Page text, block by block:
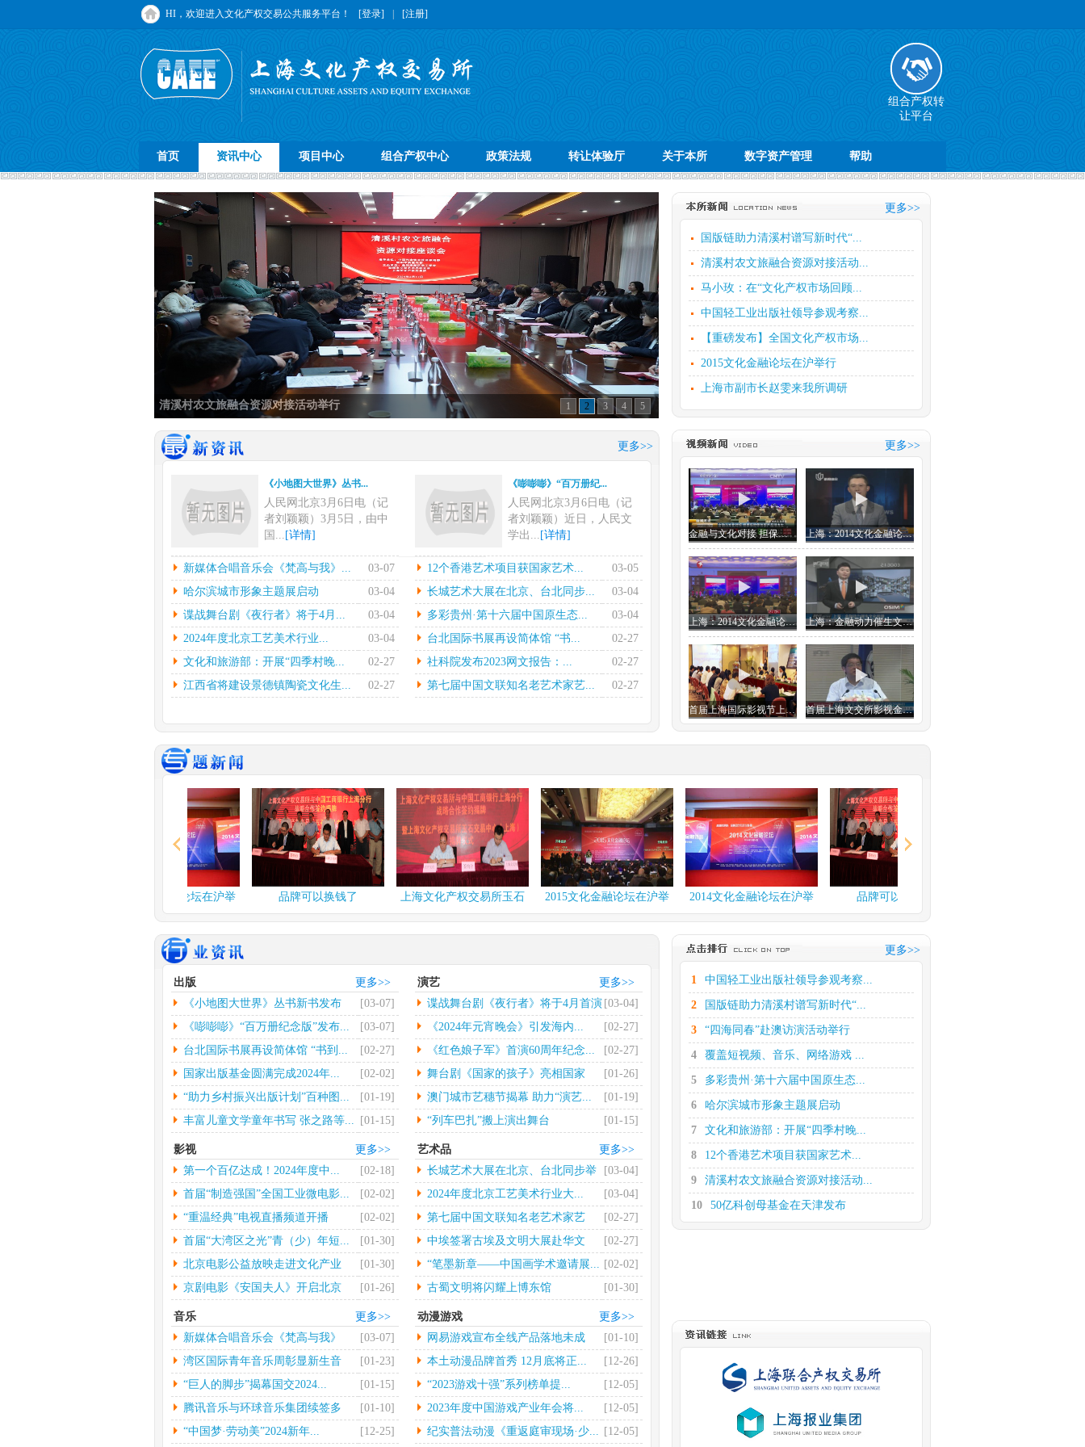
HI，欢迎进入文化产权交易公共服务平台！ [登录] [注册]
组合产权转
让平台
首页 资讯中心 项目中心 组合产权中心 政策法规 转让体验厅 关于本所 数字资产管理 帮助
清溪村农文旅融合资源对接活动举行 1 2 3 4 5
更多>>
《小地图大世界》丛书...
人民网北京3月6日电（记
者刘颖颖）3月5日，由中
国... [详情]
《嘭嘭嘭》“百万册纪...
人民网北京3月6日电（记
者刘颖颖）近日，人民文
学出... [详情]
新媒体合唱音乐会《梵...
中新网上海3月6日电在指
挥彼得•迪克斯特拉的率领
下...[详情]
12个香港艺术项目获...
本报香港3月4日电（记者
陈然）国家艺术基金管理
中心...[详情]
哈尔滨城市形象主题展...
光明日报北京2月27日电
（记者鲁元珍、张斐晔）2
7... [详情]
长城艺术大展在北京、...
中新社北京2月28日电(徐雪
莹)黄埔情——两岸“和...
[详情]
由北京反掌娱乐文化有限
中新网伦敦2月29日电(彭
2024年度北京工艺...
中新网北京3月3日电(记者
应妮)从“冰墩墩”到“兔...[详
情]
台北国际书展再设简体...
中新社台北2月26日电第
32届台北国际书展25日...
[详情]
文化和旅游部：开展“...
人民网北京2月26日电（记
社科院发布2023网...
中新网北京2月26日电(记者
本报南昌2月26日电（记者
朱磊）记者从江西省景德
镇...[详情]
光明日报北京2月22日电
（记者郭超）第七届中国
文联... [详情]
新媒体合唱音乐会《梵高与我》... 03-07 12个香港艺术项目获国家艺术...
03-05
哈尔滨城市形象主题展启动
03-04 长城艺术大展在北京、台北同步...
03-04
谍战舞台剧《夜行者》将于4月...
03-04 多彩贵州·第十六届中国原生态...
03-04
2024年度北京工艺美术行业...
03-04 台北国际书展再设简体馆 “书...
02-27
文化和旅游部：开展“四季村晚...
02-27 社科院发布2023网文报告：...
02-27
江西省将建设景德镇陶瓷文化生...
02-27 第七届中国文联知名老艺术家艺... 02-27
更多>>
国版链助力清溪村谱写新时代“...
清溪村农文旅融合资源对接活动...
马小玫：在“文化产权市场回顾...
中国轻工业出版社领导参观考察...
【重磅发布】全国文化产权市场...
2015文化金融论坛在沪举行
上海市副市长赵雯来我所调研
文化部部长雒树刚视察本所
上海文化产权交易所中习文化金...
文化思金融 金融想文化
研讨推动文化产业大繁荣大发展
更多>>
金融与文化对接 担保保险等创新产品潜力大 上海：2014文化金融论坛今天举行
上海：2014文化金融论坛今天举行 上海：金融动力催生文化能量
首届上海国际影视节上海文交所影视金融论坛 首届上海文交所影视金融论坛在沪举行
2014文化金融论坛在沪举
品牌可以换钱了
上海文化产权交易所玉石
交易中...
2015文化金融论坛在沪举
行
2014文化金融论坛在沪举
行
品牌可以换钱了
更多>>
出版
《小地图大世界》丛书新书发布
会...
[03-07]
《嘭嘭嘭》“百万册纪念版”发布...
[03-07]
台北国际书展再设简体馆 “书到...
[02-27]
国家出版基金圆满完成2024年...
[02-02]
“助力乡村振兴出版计划”百种图...
[01-19]
丰富儿童文学童年书写 张之路等...
[01-15]
更多>>
演艺
谍战舞台剧《夜行者》将于4月首演 [03-04]
《2024年元宵晚会》引发海内...
[02-27]
《红色娘子军》首演60周年纪念...
[02-27]
舞台剧《国家的孩子》亮相国家
大...
[01-26]
澳门城市艺穗节揭幕 助力“演艺...
[01-19]
“列车巴扎”搬上演出舞台
[01-15]
更多>>
影视
第一个百亿达成！2024年度中...
[02-18]
首届“制造强国”全国工业微电影...
[02-02]
“重温经典”电视直播频道开播
[02-02]
首届“大湾区之光”青（少）年短...
[01-30]
北京电影公益放映走进文化产业
园...
[01-30]
京剧电影《安国夫人》开启北京
长...
[01-26]
更多>>
艺术品
长城艺术大展在北京、台北同步举
行
[03-04]
2024年度北京工艺美术行业大...
[03-04]
第七届中国文联知名老艺术家艺
术...
[02-27]
中埃签署古埃及文明大展赴华文
物...
[02-27]
“笔墨新章——中国画学术邀请展... [02-02]
古蜀文明将闪耀上博东馆
[01-30]
更多>>
音乐
新媒体合唱音乐会《梵高与我》
中...
[03-07]
湾区国际青年音乐周彰显新生音
乐...
[01-23]
“巨人的脚步”揭幕国交2024...
[01-15]
腾讯音乐与环球音乐集团续签多
年...
[01-10]
“中国梦·劳动美”2024新年...
[12-25]
更多>>
动漫游戏
网易游戏宣布全线产品落地未成
年...
[01-10]
本土动漫品牌首秀 12月底将正...
[12-26]
“2023游戏十强”系列榜单提...
[12-05]
2023年度中国游戏产业年会将...
[12-05]
纪实普法动漫《重返庭审现场·少... [12-05]
更多>>
1 中国轻工业出版社领导参观考察...
2 国版链助力清溪村谱写新时代“...
3 “四海同春”赴澳访演活动举行
4 覆盖短视频、音乐、网络游戏 ...
5 多彩贵州·第十六届中国原生态...
6 哈尔滨城市形象主题展启动
7 文化和旅游部：开展“四季村晚...
8 12个香港艺术项目获国家艺术...
9 清溪村农文旅融合资源对接活动...
10 50亿科创母基金在天津发布
11 券商趁《繁花》热开展宣传和投...